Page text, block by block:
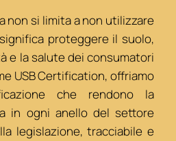
non si limita a non utilizzare
proteggere il suolo,
e la salute dei consumatori
USB Certification, offriamo
che rendono la
in ogni anello del settore
legislazione, tracciabile e